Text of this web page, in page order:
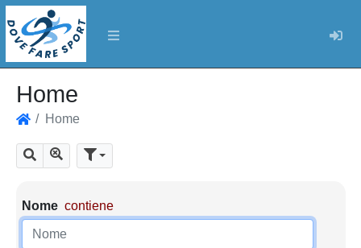
Home
Home
Cerca Mostra tutti i risultati
Parametri di ricerca
Nome contiene